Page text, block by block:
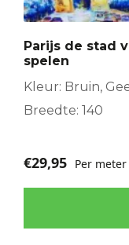
Parijs de stad
spelen
Kleur: Bruin,
Breedte: 140
€29,95 Per meter